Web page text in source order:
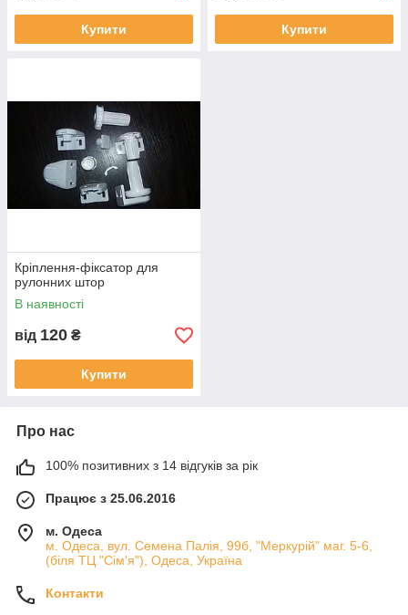
Купити Купити
Кріплення-фіксатор для
рулонних штор
В наявності
від 120 ₴
Купити
Про нас
100% позитивних з 14 відгуків за рік
Працює з 25.06.2016
м. Одеса
м. Одеса, вул. Семена Палія, 99б, "Меркурій" маг. 5-6,
(біля ТЦ "Сім'я"), Одеса, Україна
Контакти